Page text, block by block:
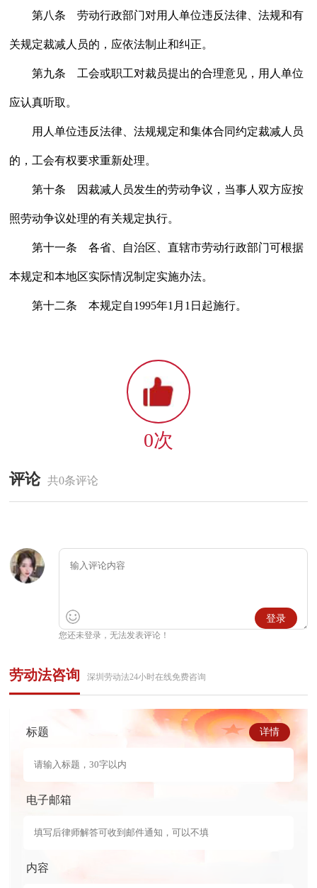
第八条 劳动行政部门对用人单位违反法律、法规和有
关规定裁减人员的，应依法制止和纠正。
第九条 工会或职工对裁员提出的合理意见，用人单位
应认真听取。
用人单位违反法律、法规规定和集体合同约定裁减人员
的，工会有权要求重新处理。
第十条 因裁减人员发生的劳动争议，当事人双方应按
照劳动争议处理的有关规定执行。
第十一条 各省、自治区、直辖市劳动行政部门可根据
本规定和本地区实际情况制定实施办法。
第十二条 本规定自1995年1月1日起施行。
0次
评论 共0条评论
您还未登录，无法发表评论！
登录
劳动法咨询 深圳劳动法24小时在线免费咨询
详情
标题
电子邮箱
内容